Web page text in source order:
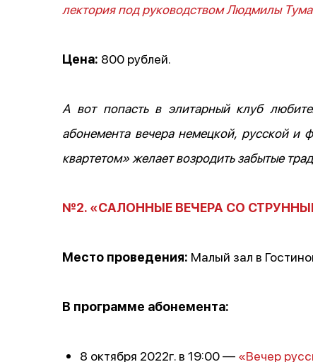
лектория под руководством Людмилы
Цена: 800 рублей.
А вот попасть в элитарный клуб
абонемента вечера немецкой, русской и
квартетом» желает возродить забытые
№2. «САЛОННЫЕ ВЕЧЕРА СО
Место проведения: Малый зал в
В программе абонемента:
8 октября 2022г. в 19:00 — «Вечер